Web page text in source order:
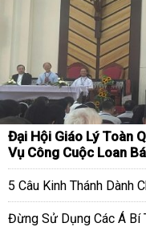
Đại Hội Giáo Lý Toàn
Vụ Công Cuộc Loan
5 Câu Kinh Thánh Dành
Đừng Sử Dụng Các Á Bí